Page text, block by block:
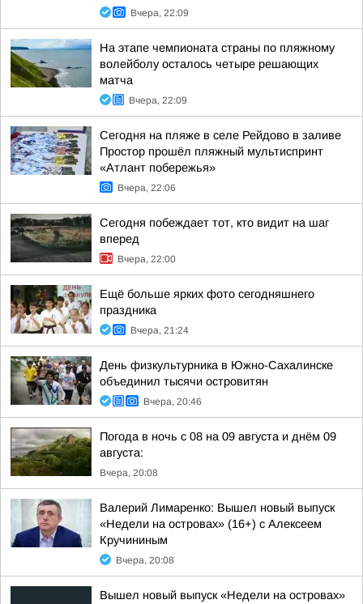
Вчера, 22:09
На этапе чемпионата страны по пляжному
волейболу осталось четыре решающих
матча
Вчера, 22:09
Сегодня на пляже в селе Рейдово в заливе
Простор прошёл пляжный мультиспринт
«Атлант побережья»
Вчера, 22:06
Сегодня побеждает тот, кто видит на шаг
вперед
Вчера, 22:00
Ещё больше ярких фото сегодняшнего
праздника
Вчера, 21:24
День физкультурника в Южно-Сахалинске
объединил тысячи островитян
Вчера, 20:46
Погода в ночь с 08 на 09 августа и днём 09
августа:
Вчера, 20:08
Валерий Лимаренко: Вышел новый выпуск
«Недели на островах» (16+) с Алексеем
Кручининым
Вчера, 20:08
Вышел новый выпуск «Недели на островах»